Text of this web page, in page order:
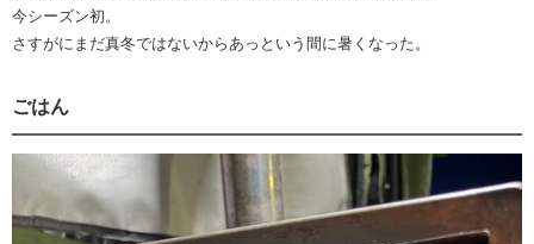
今シーズン初。
さすがにまだ真冬ではないからあっという間に暑くなった。
ごはん